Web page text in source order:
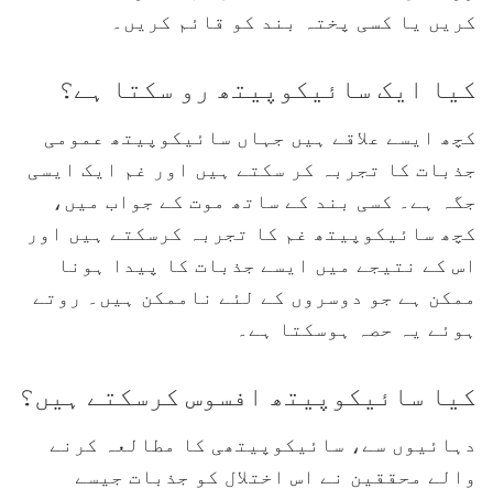
کریں یا کسی پختہ بند کو قائم کریں۔
کیا ایک سائیکوپیتھ رو سکتا ہے؟
کچھ ایسے علاقے ہیں جہاں سائیکوپیتھ عمومی
جذبات کا تجربہ کر سکتے ہیں اور غم ایک ایسی
جگہ ہے۔ کسی بند کے ساتھ موت کے جواب میں،
کچھ سائیکوپیتھ غم کا تجربہ کرسکتے ہیں اور
اس کے نتیجے میں ایسے جذبات کا پیدا ہونا
ممکن ہے جو دوسروں کے لئے ناممکن ہیں۔ روتے
ہوئے یہ حصہ ہوسکتا ہے۔
کیا سائیکوپیتھ افسوس کرسکتے ہیں؟
دہائیوں سے، سائیکوپیتھی کا مطالعہ کرنے
والے محققین نے اس اختلال کو جذبات جیسے